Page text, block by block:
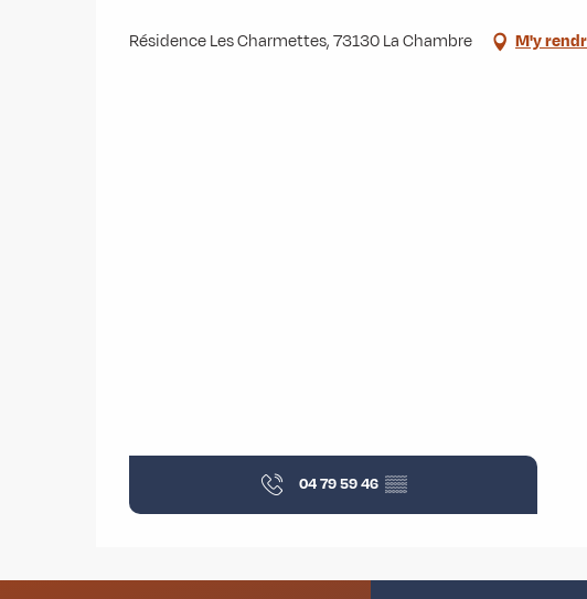
Résidence Les Charmettes, 73130 La Chambre M'y
04 79 59 46 ▒▒